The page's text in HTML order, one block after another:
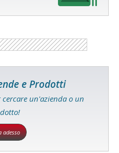
e Prodotti
un'azienda o un
adesso